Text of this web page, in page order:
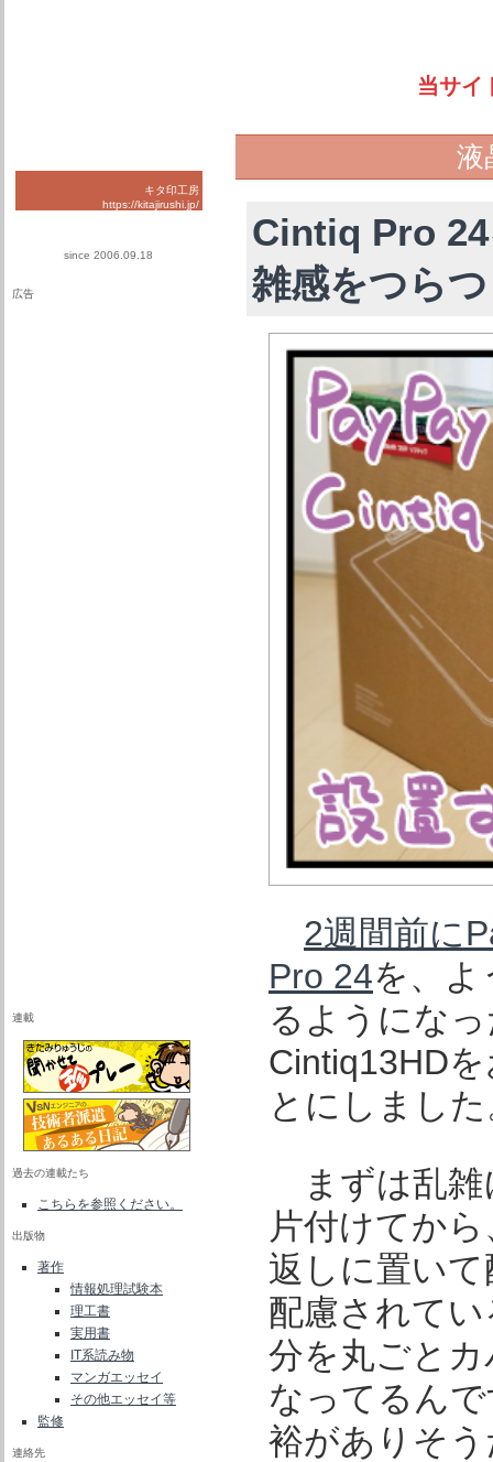
キタ印工房
https://kitajirushi.jp/
since 2006.09.18
広告
連載
過去の連載たち
こちらを参照ください。
出版物
著作
情報処理試験本
理工書
実用書
IT系読み物
マンガエッセイ
その他エッセイ等
監修
連絡先
当サイ
液
Cintiq Pro
雑感をつら
2週間前に
Pro 24を、よ
るようにな
Cintiq13HD
とにしまし
まずは乱雑
片付けてか
返しに置い
配慮されて
分を丸ごと
なってるん
裕がありそ